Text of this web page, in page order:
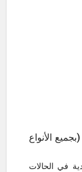
الأنواع
في الحالات